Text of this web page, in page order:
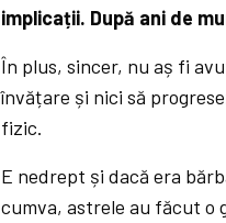
implicații. După ani de
În plus, sincer, nu aș fi
învățare și nici să
fizic.
E nedrept și dacă era
cumva, astrele au făcut o